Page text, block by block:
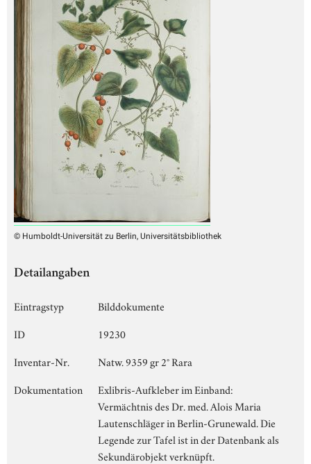
© Humboldt-Universität zu Berlin, Universitätsbibliothek
Detailangaben
Eintragstyp
Bilddokumente
ID
19230
Inventar-Nr.
Natw. 9359 gr 2° Rara
Dokumentation
Exlibris-Aufkleber im Einband:
Vermächtnis des Dr. med. Alois Maria
Lautenschläger in Berlin-Grunewald. Die
Legende zur Tafel ist in der Datenbank als
Sekundärobjekt verknüpft.